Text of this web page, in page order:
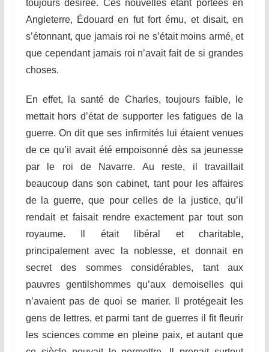
toujours désirée. Ces nouvelles étant portéesen
Angleterre, Édouard en fut fort ému, et disait, en
s’étonnant, que jamais roi ne s’était moins armé, et
que cependant jamais roi n’avaitfait de si grandes
choses.
En effet, la santé de Charles, toujours faible, le
mettait hors d’état de supporter les fatigues de la
guerre. On dit que ses infirmités lui étaient venues
de ce qu’il avaitété empoisonné dès sa jeunesse
par le roi de Navarre. Au reste, il travaillait
beaucoup dans son cabinet, tant pour les affaires
dela guerre, que pour celles de la justice, qu’il
rendait et faisait rendre exactement par tout son
royaume. Il était libéral et charitable,
principalement avec la noblesse, et donnait en
secret des sommes considérables, tant aux
pauvresgentilshommes qu’aux demoiselles qui
n’avaient pas de quoi se marier. Il protégeait les
gens de lettres, et parmi tant de guerres il fit fleurir
les sciences comme en pleine paix, et autant que